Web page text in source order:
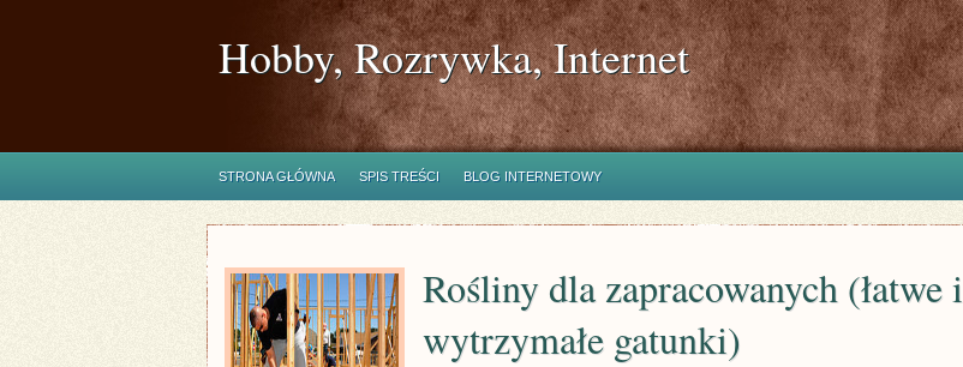
Hobby, Rozrywka, Internet
STRONA GŁÓWNA SPIS TREŚCI BLOG INTERNETOWY
Rośliny dla zapracowanych (łatwe i
wytrzymałe gatunki)